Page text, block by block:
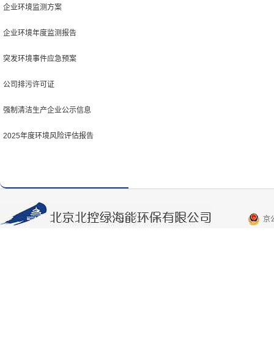
企业环境监测方案
企业环境年度监测报告
突发环境事件应急预案
公司排污许可证
强制清洁生产企业公示信息
2025年度环境风险评估报告
京